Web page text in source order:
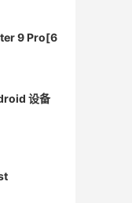
9 Pro[6
设备